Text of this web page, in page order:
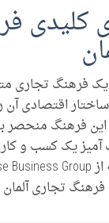
کلیدی
یک فرهنگ تجاری
اقتصادی
فرهنگ منحصر
آمیز یک کسب و
تجاری